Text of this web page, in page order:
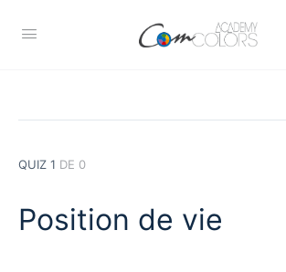
QUIZ 1 DE 0
Position de vie